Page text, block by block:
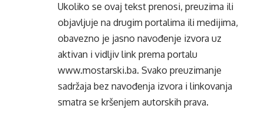
Ukoliko se ovaj tekst prenosi, preuzima ili
objavljuje na drugim portalima ili medijima,
obavezno je jasno navođenje izvora uz
aktivan i vidljiv link prema portalu
www.mostarski.ba. Svako preuzimanje
sadržaja bez navođenja izvora i linkovanja
smatra se kršenjem autorskih prava.